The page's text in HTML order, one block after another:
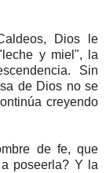
Dios le
y miel", la
Sin
de Dios no se
creyendo
de fe, que
poseerla? Y la